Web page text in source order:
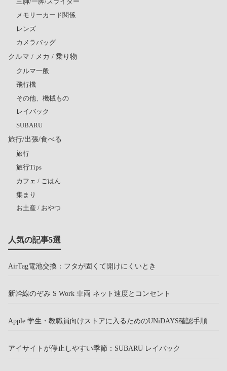
メモリーカード関係
レンズ
カメラバッグ
クルマ / メカ / 乗り物
クルマ一般
飛行機
その他、機械もの
レイバック
SUBARU
旅行/出張/食べる
旅行
旅行Tips
カフェ / ごはん
集まり
お土産 / おやつ
人気の記事5選
AirTag電池交換：フタが固くて開けにくいとき
新幹線のぞみ S Work 車両 ネット速度とコンセント
Apple 学生・教職員向けストアに入るためのUNiDAYS確認手順
アイサイトが停止しやすい季節：SUBARU レイバック